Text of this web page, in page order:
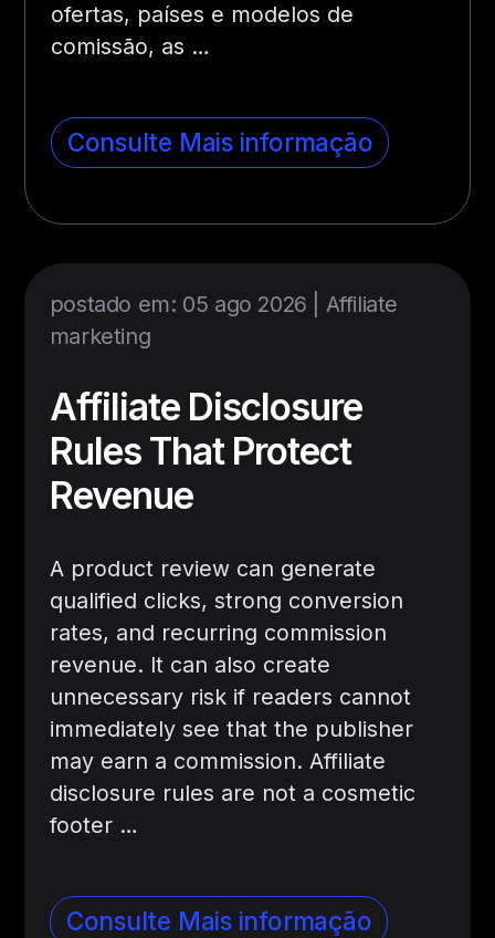
ofertas, países e modelos de
comissão, as …
Consulte Mais informação
postado em: 05 ago 2026 | Affiliate
marketing
Affiliate Disclosure
Rules That Protect
Revenue
A product review can generate
qualified clicks, strong conversion
rates, and recurring commission
revenue. It can also create
unnecessary risk if readers cannot
immediately see that the publisher
may earn a commission. Affiliate
disclosure rules are not a cosmetic
footer …
Consulte Mais informação